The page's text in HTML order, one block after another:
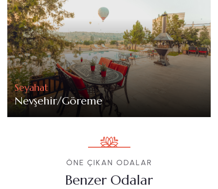
Seyahat
Nevşehir/Göreme
ÖNE ÇIKAN ODALAR
Benzer Odalar